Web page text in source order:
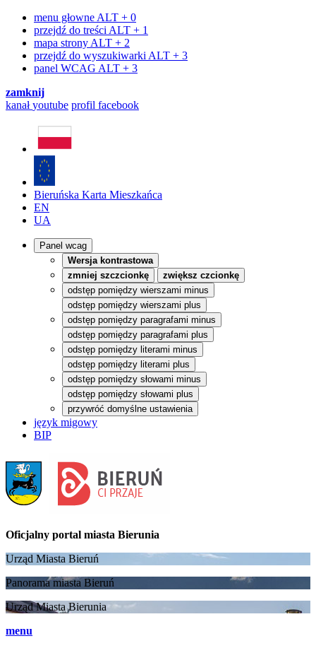
menu głowne ALT + 0
przejdź do treści ALT + 1
mapa strony ALT + 2
przejdź do wyszukiwarki ALT + 3
panel WCAG ALT + 3
zamknij
kanałyoutube profil facebook
Bieruńska Karta Mieszkańca
EN
UA
Panel wcag
Wersja kontrastowa
zmniej szczcionkę
zwiększ czcionkę
odstęp pomiędzy wierszami minus
odstęp pomiędzy wierszami plus
odstęp pomiędzy paragrafami minus
odstęp pomiędzy paragrafami plus
odstęp pomiędzy literami minus
odstęp pomiędzy literami plus
odstęp pomiędzy słowami minus
odstęp pomiędzy słowami plus
przywróć domyślne ustawienia
język migowy
BIP
Oficjalny portal miasta Bierunia
Urząd Miasta Bieruń
Panorama miasta Bieruń
Urząd Miasta Bierunia
menu